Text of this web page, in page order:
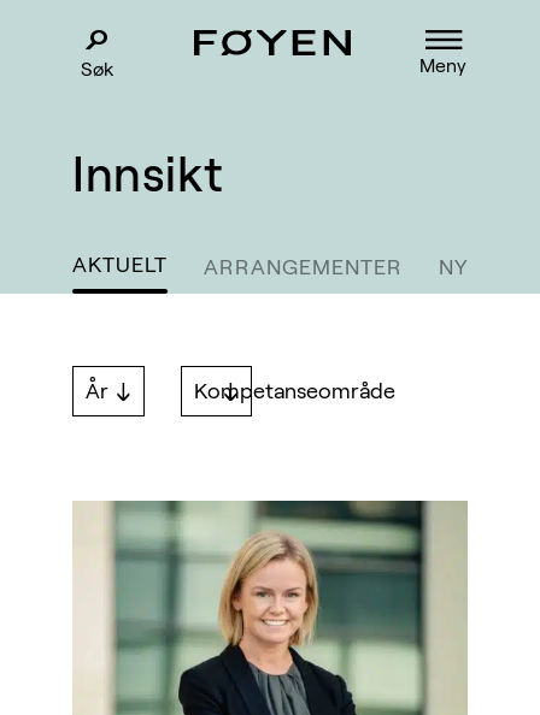
Søk Meny
Innsikt
AKTUELT ARRANGEMENTER
År Kompetanseområde